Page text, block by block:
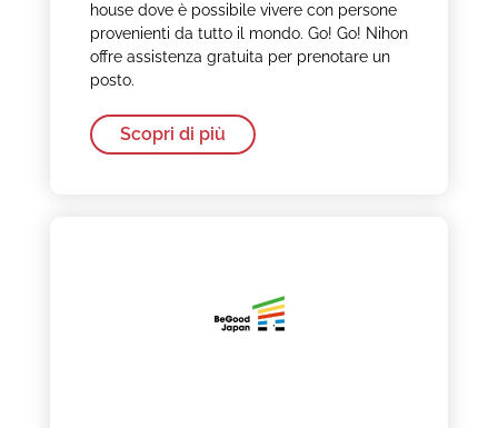
house dove è possibile vivere con persone
provenienti da tutto il mondo. Go! Go! Nihon
offre assistenza gratuita per prenotare un
posto.
Scopri di più